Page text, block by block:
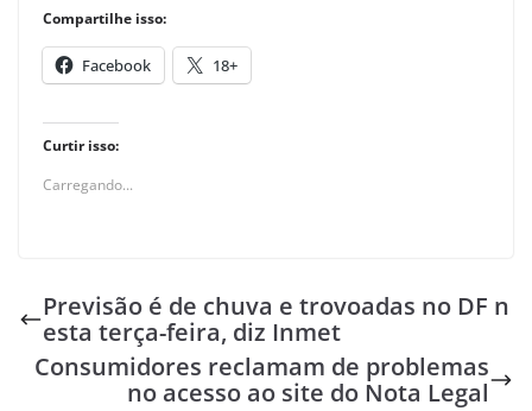
Compartilhe isso:
Facebook 18+
Curtir isso:
Carregando...
Previsão é de chuva e trovoadas no DF n
esta terça-feira, diz Inmet
Consumidores reclamam de problemas
no acesso ao site do Nota Legal